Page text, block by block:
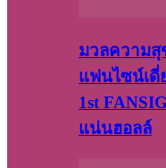
มวลความสุ
แฟนไซน์เดี่
1st
แน่นฮอลล์